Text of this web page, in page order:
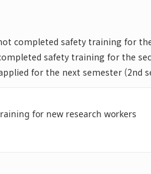
completed safety training for
safety training for the
for the next semester (2nd
for new research workers